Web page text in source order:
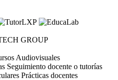
GROUP
Audiovisuales
Seguimiento docente o tutorías
Prácticas docentes